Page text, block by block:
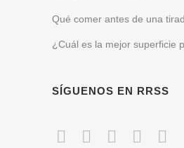
Qué comer antes de una
¿Cuál es la mejor superficie
SÍGUENOS EN RRSS